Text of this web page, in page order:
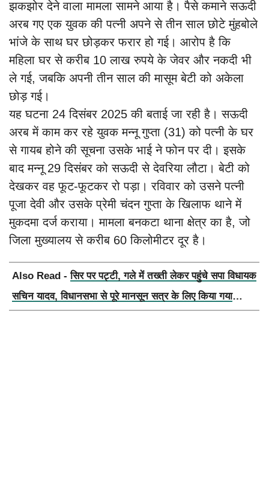
झकझोर देने वाला मामला सामने आया है। पैसे कमाने सऊदी
अरब गए एक युवक की पत्नी अपने से तीन साल छोटे मुंहबोले
भांजे के साथ घर छोड़कर फरार हो गई। आरोप है कि
महिला घर से करीब 10 लाख रुपये के जेवर और नकदी भी
ले गई, जबकि अपनी तीन साल की मासूम बेटी को अकेला
छोड़ गई।
यह घटना 24 दिसंबर 2025 की बताई जा रही है। सऊदी
अरब में काम कर रहे युवक मन्नू गुप्ता (31) को पत्नी के घर
से गायब होने की सूचना उसके भाई ने फोन पर दी। इसके
बाद मन्नू 29 दिसंबर को सऊदी से देवरिया लौटा। बेटी को
देखकर वह फूट-फूटकर रो पड़ा। रविवार को उसने पत्नी
पूजा देवी और उसके प्रेमी चंदन गुप्ता के खिलाफ थाने में
मुकदमा दर्ज कराया। मामला बनकटा थाना क्षेत्र का है, जो
जिला मुख्यालय से करीब 60 किलोमीटर दूर है।
Also Read -सिर पर पट्टी, गले में तख्ती लेकर पहुंचे सपा विधायक
सचिन यादव, विधानसभा से पूरे मानसून सत्र के लिए किया गया